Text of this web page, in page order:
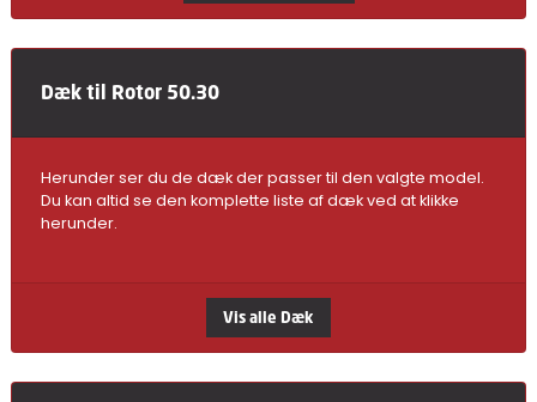
Dæk til Rotor 50.30
Herunder ser du de dæk der passer til den valgte model.
Du kan altid se den komplette liste af dæk ved at klikke
herunder.
Vis alle Dæk